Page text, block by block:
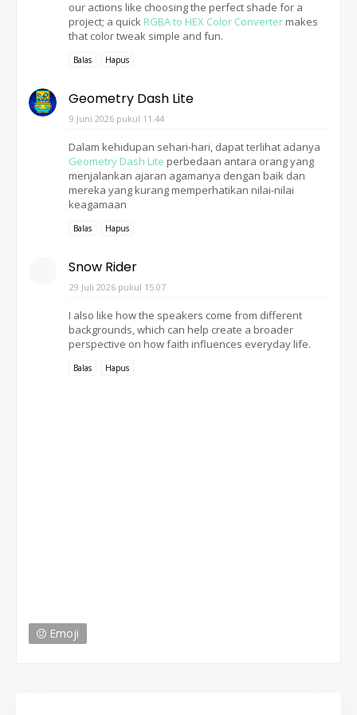
our actions like choosing the perfect shade for a
project; a quick RGBA to HEX Color Converter makes
that color tweak simple and fun.
Balas Hapus
Geometry Dash Lite
9 Juni 2026 pukul 11.44
Dalam kehidupan sehari-hari, dapat terlihat adanya
Geometry Dash Lite perbedaan antara orang yang
menjalankan ajaran agamanya dengan baik dan
mereka yang kurang memperhatikan nilai-nilai
keagamaan
Balas Hapus
Snow Rider
29 Juli 2026 pukul 15.07
I also like how the speakers come from different
backgrounds, which can help create a broader
perspective on how faith influences everyday life.
Balas Hapus
Emoji